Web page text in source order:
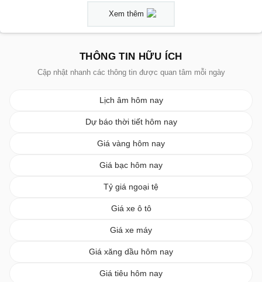
Xem thêm
THÔNG TIN HỮU ÍCH
Cập nhật nhanh các thông tin được quan tâm mỗi ngày
Lịch âm hôm nay
Dự báo thời tiết hôm nay
Giá vàng hôm nay
Giá bạc hôm nay
Tỷ giá ngoại tệ
Giá xe ô tô
Giá xe máy
Giá xăng dầu hôm nay
Giá tiêu hôm nay